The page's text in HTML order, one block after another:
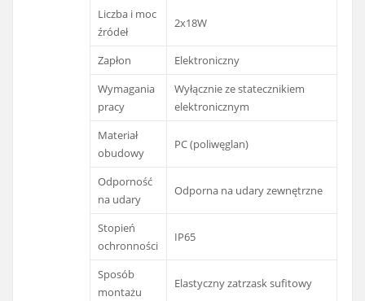
Liczba i moc
źródeł
2x18W
Zapłon
Elektroniczny
Wymagania
pracy
Wyłącznie ze statecznikiem
elektronicznym
Materiał
obudowy
PC (poliwęglan)
Odporność
na udary
Odporna na udary zewnętrzne
Stopień
ochronności
IP65
Sposób
montażu
Elastyczny zatrzask sufitowy